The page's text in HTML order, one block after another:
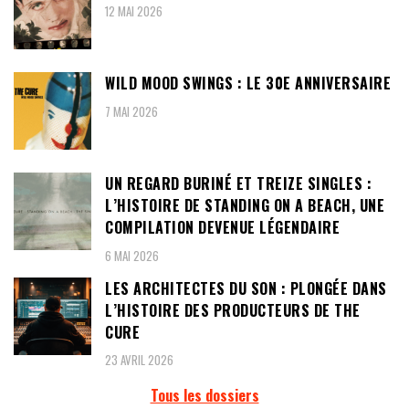
12 MAI 2026
WILD MOOD SWINGS : LE 30E ANNIVERSAIRE
7 MAI 2026
UN REGARD BURINÉ ET TREIZE SINGLES :
L’HISTOIRE DE STANDING ON A BEACH, UNE
COMPILATION DEVENUE LÉGENDAIRE
6 MAI 2026
LES ARCHITECTES DU SON : PLONGÉE DANS
L’HISTOIRE DES PRODUCTEURS DE THE
CURE
23 AVRIL 2026
Tous les dossiers